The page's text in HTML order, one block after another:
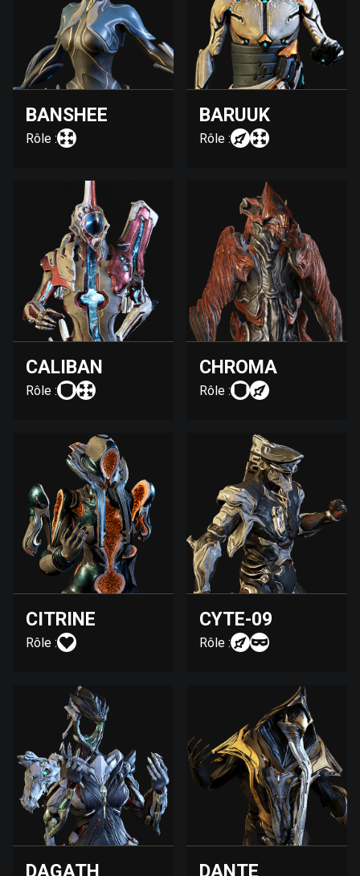
BANSHEE
Rôle :
BARUUK
Rôle :
CALIBAN
Rôle :
CHROMA
Rôle :
CITRINE
Rôle :
CYTE-09
Rôle :
DAGATH DANTE